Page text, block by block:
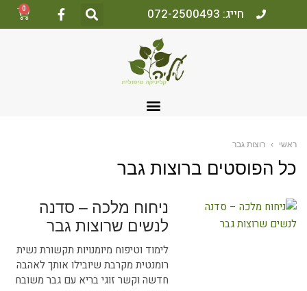
חייג: 072-2500493 0
ראשי › רוצות גבר
כל הפוסטים ברוצות גבר
ניחוח מלכה – סדנה
לנשים שרוצות גבר
לימוד וטיפוח מיומנויות תקשורת נשית
רומנטית מקרבת שיובילו אותך לאהבה
חדשה וקשר זוגי בריא עם גבר משובח